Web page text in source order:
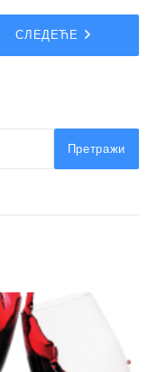
СЛЕДЕЋЕ
Претражи